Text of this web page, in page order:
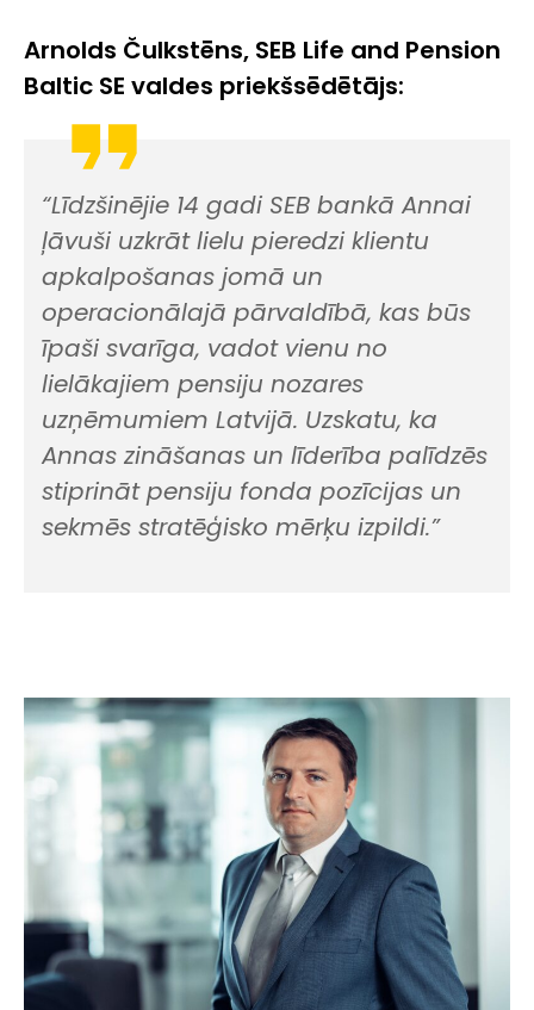
Arnolds Čulkstēns, SEB Life and Pension
Baltic SE valdes priekšsēdētājs:
“Līdzšinējie 14 gadi SEB bankā Annai
ļāvuši uzkrāt lielu pieredzi klientu
apkalpošanas jomā un
operacionālajā pārvaldībā, kas būs
īpaši svarīga, vadot vienu no
lielākajiem pensiju nozares
uzņēmumiem Latvijā. Uzskatu, ka
Annas zināšanas un līderība palīdzēs
stiprināt pensiju fonda pozīcijas un
sekmēs stratēģisko mērķu izpildi.”